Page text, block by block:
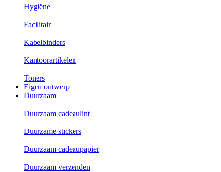
Hygiëne
Facilitair
Kabelbinders
Kantoorartikelen
Toners
Eigen ontwerp
Duurzaam
Duurzaam cadeaulint
Duurzame stickers
Duurzaam cadeaupapier
Duurzaam verzenden